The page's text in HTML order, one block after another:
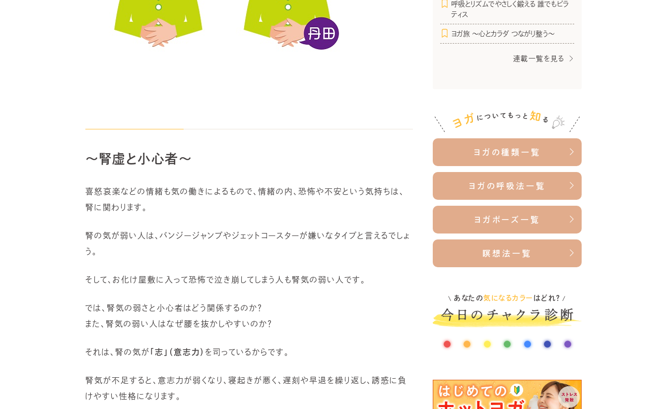
～腎虚と小心者～
喜怒哀楽などの情緒も気の働きによるもので、情緒の内、恐怖や不安という気持ちは、
腎に関わります。
腎の気が弱い人は、バンジージャンプやジェットコースターが嫌いなタイプと言えるでしょ
う。
そして、お化け屋敷に入って恐怖で泣き崩してしまう人も腎気の弱い人です。
では、腎気の弱さと小心者はどう関係するのか？
また、腎気の弱い人はなぜ腰を抜かしやすいのか？
それは、腎の気が 「志」（意志力） を司っているからです。
腎気が不足すると、意志力が弱くなり、寝起きが悪く、遅刻や早退を繰り返し、誘惑に負
けやすい性格になります。
呼吸とリズムでやさしく鍛える 誰でもピラ
ティス
ヨガ旅 〜心とカラダ つながり整う〜
連載一覧を見る
ヨガの種類一覧
ヨガの呼吸法一覧
ヨガポーズ一覧
瞑想法一覧
\あなたの気になるカラー はどれ？ /
● ● ● ● ● ● ●